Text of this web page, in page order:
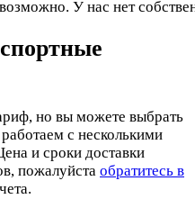
У нас нет
но вы можете выбрать
с несколькими
и сроки доставки
пожалуйста обратитесь в